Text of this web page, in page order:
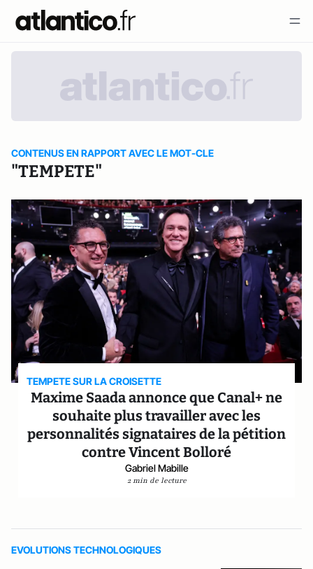
CONTENUS EN RAPPORT AVEC LE MOT-CLE
"TEMPETE"
TEMPETE SUR LA CROISETTE
Maxime Saada annonce que Canal+ ne
souhaite plus travailler avec les
personnalités signataires de la pétition
contre Vincent Bolloré
Gabriel Mabille
2 min de lecture
EVOLUTIONS TECHNOLOGIQUES